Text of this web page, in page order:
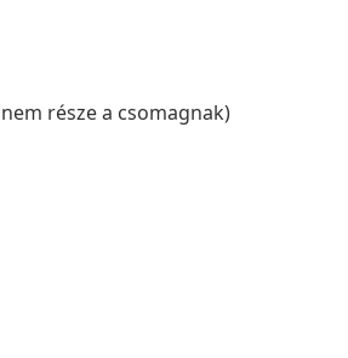
része a csomagnak)